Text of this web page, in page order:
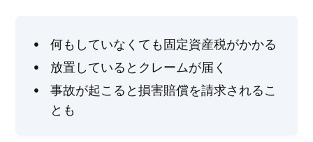
何もしていなくても固定資産税がかかる
放置しているとクレームが届く
事故が起こると損害賠償を請求されるこ
とも